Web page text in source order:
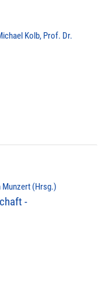
Kolb, Prof. Dr.
Munzert (Hrsg.)
-